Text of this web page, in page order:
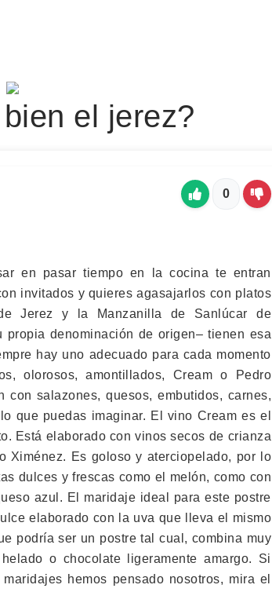
el jerez?
0
en pasar tiempo en la cocina te entran
invitados y quieres agasajarlos con platos
Jerez y la Manzanilla de Sanlúcar de
propia denominación de origen– tienen esa
hay uno adecuado para cada momento
olorosos, amontillados, Cream o Pedro
con salazones, quesos, embutidos, carnes,
que puedas imaginar. El vino Cream es el
Está elaborado con vinos secos de crianza
Ximénez. Es goloso y aterciopelado, por lo
dulces y frescas como el melón, como con
azul. El maridaje ideal para este postre
elaborado con la uva que lleva el mismo
podría ser un postre tal cual, combina muy
o chocolate ligeramente amargo. Si
hemos pensado nosotros, mira el